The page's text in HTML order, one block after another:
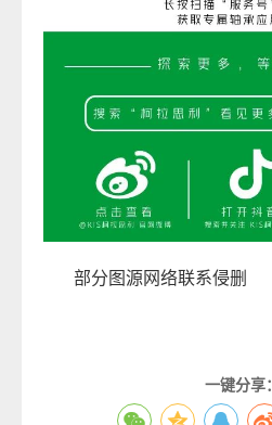
部分图源网络联系侵删
一键分享：